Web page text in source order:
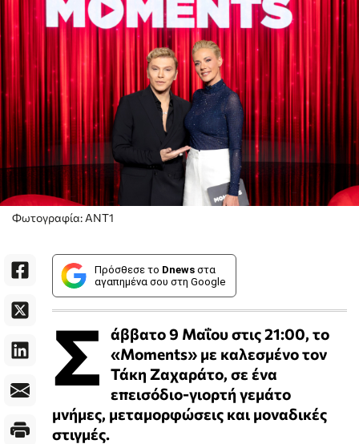
Φωτογραφία: ΑΝΤ1
Πρόσθεσε το Dnews στα
αγαπημένα σου στη Google
Σ άββατο 9 Μαΐου στις 21:00, το
«Moments» με καλεσμένο τον
Τάκη Ζαχαράτο, σε ένα
επεισόδιο-γιορτή γεμάτο
μνήμες, μεταμορφώσεις και μοναδικές
στιγμές.